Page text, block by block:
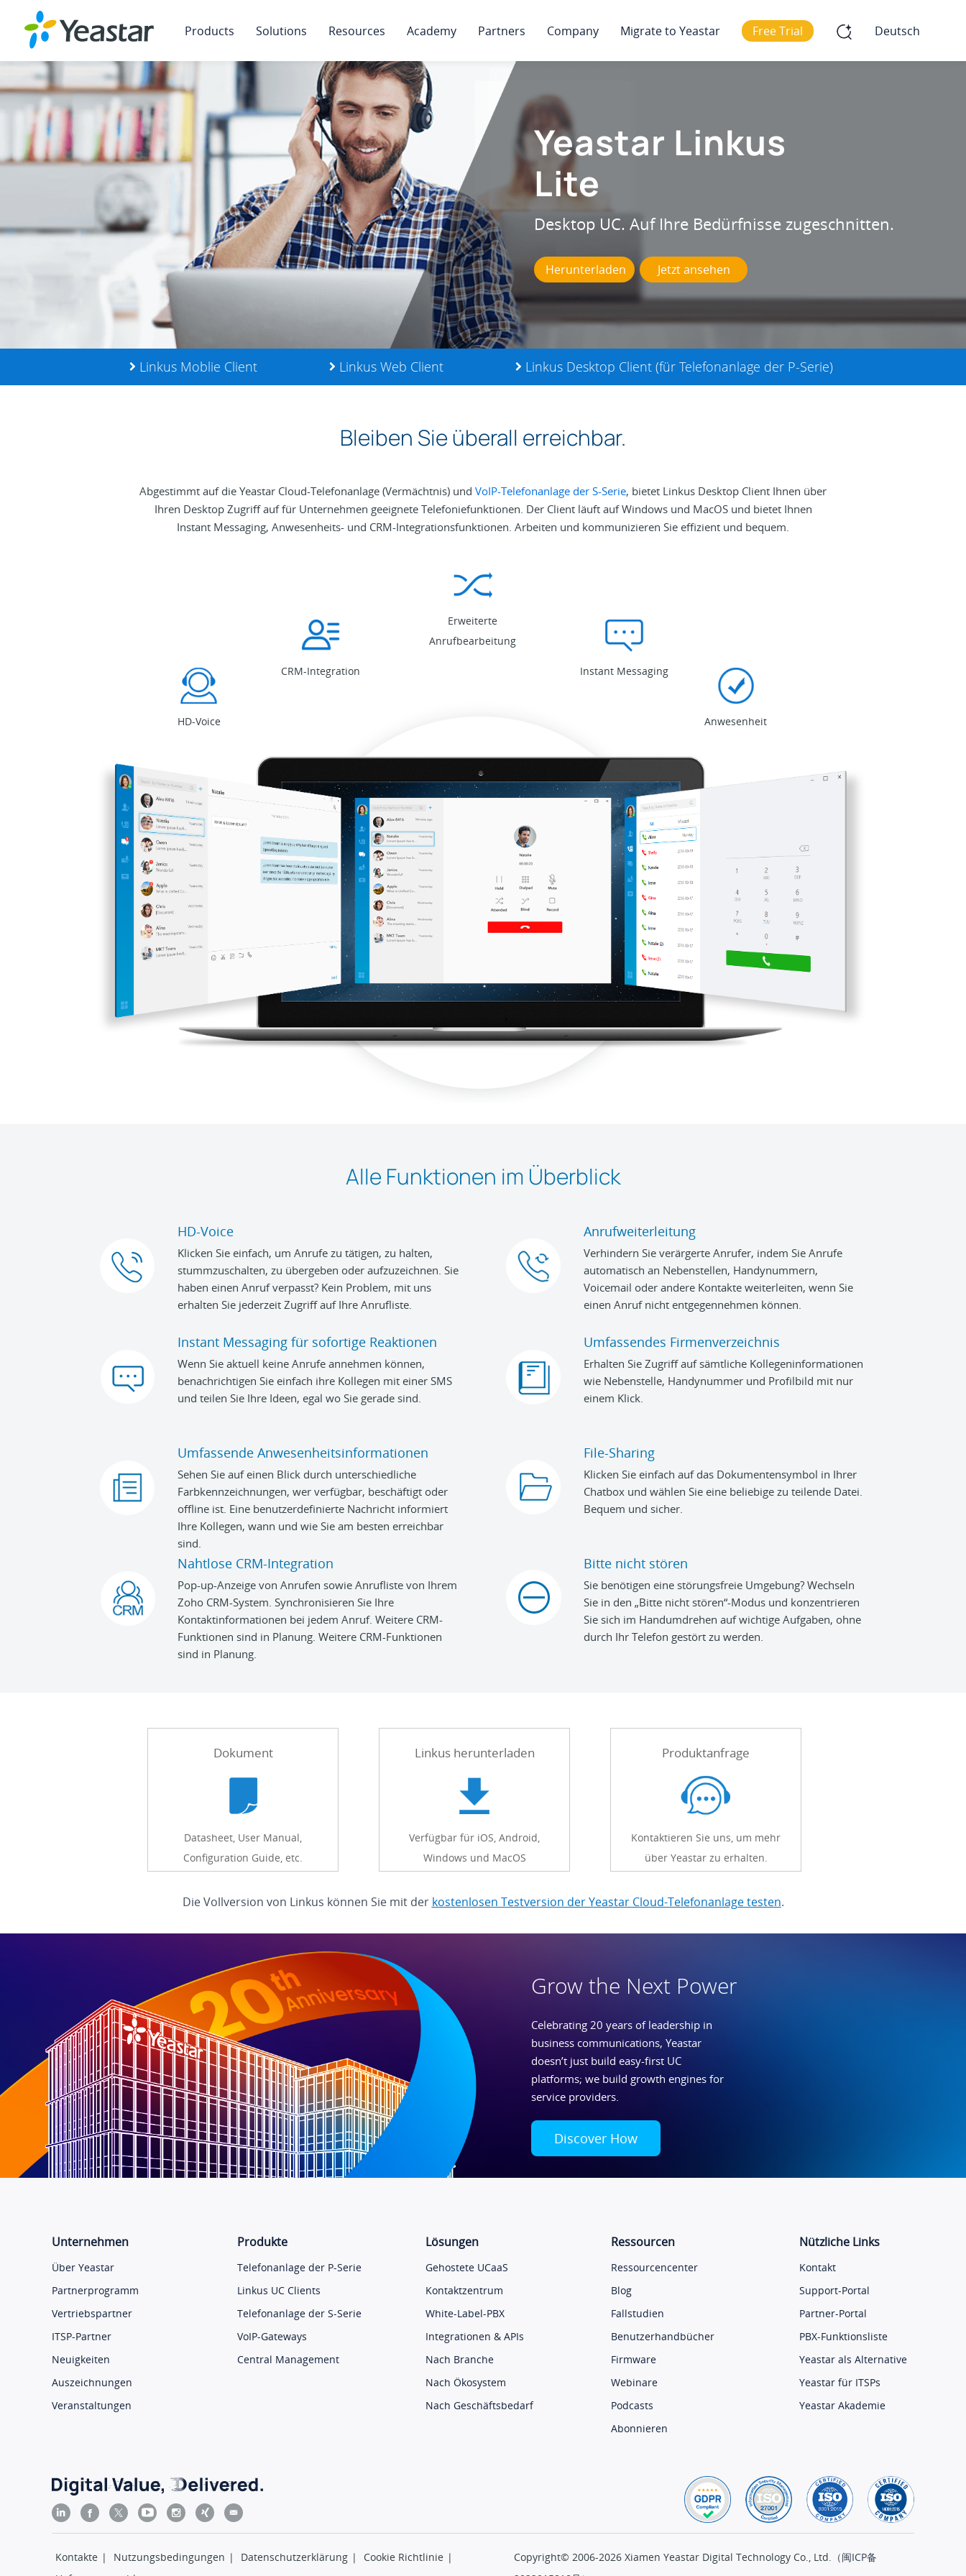
Products Solutions Resources Academy Partners Company Migrate to Yeastar Free Trial Deutsch
Yeastar Linkus
Lite
Desktop UC. Auf Ihre Bedürfnisse zugeschnitten.
Herunterladen Jetzt ansehen
Linkus Moblie Client Linkus Web Client Linkus Desktop Client (für Telefonanlage der P-Serie)
Bleiben Sie überall erreichbar.
Abgestimmt auf die Yeastar Cloud-Telefonanlage (Vermächtnis) und VoIP-Telefonanlage der S-Serie, bietet Linkus Desktop Client Ihnen über
Ihren Desktop Zugriff auf für Unternehmen geeignete Telefoniefunktionen. Der Client läuft auf Windows und MacOS und bietet Ihnen
Instant Messaging, Anwesenheits- und CRM-Integrationsfunktionen. Arbeiten und kommunizieren Sie effizient und bequem.
HD-Voice
CRM-Integration
Erweiterte
Anrufbearbeitung
Instant Messaging
Anwesenheit
Alle Funktionen im Überblick
HD-Voice
Klicken Sie einfach, um Anrufe zu tätigen, zu halten,
stummzuschalten, zu übergeben oder aufzuzeichnen. Sie
haben einen Anruf verpasst? Kein Problem, mit uns
erhalten Sie jederzeit Zugriff auf Ihre Anrufliste.
Instant Messaging für sofortige Reaktionen
Wenn Sie aktuell keine Anrufe annehmen können,
benachrichtigen Sie einfach ihre Kollegen mit einer SMS
und teilen Sie Ihre Ideen, egal wo Sie gerade sind.
Umfassende Anwesenheitsinformationen
Sehen Sie auf einen Blick durch unterschiedliche
Farbkennzeichnungen, wer verfügbar, beschäftigt oder
offline ist. Eine benutzerdefinierte Nachricht informiert
Ihre Kollegen, wann und wie Sie am besten erreichbar
sind.
Nahtlose CRM-Integration
Pop-up-Anzeige von Anrufen sowie Anrufliste von Ihrem
Zoho CRM-System. Synchronisieren Sie Ihre
Kontaktinformationen bei jedem Anruf. Weitere CRM-
Funktionen sind in Planung. Weitere CRM-Funktionen
sind in Planung.
Anrufweiterleitung
Verhindern Sie verärgerte Anrufer, indem Sie Anrufe
automatisch an Nebenstellen, Handynummern,
Voicemail oder andere Kontakte weiterleiten, wenn Sie
einen Anruf nicht entgegennehmen können.
Umfassendes Firmenverzeichnis
Erhalten Sie Zugriff auf sämtliche Kollegeninformationen
wie Nebenstelle, Handynummer und Profilbild mit nur
einem Klick.
File-Sharing
Klicken Sie einfach auf das Dokumentensymbol in Ihrer
Chatbox und wählen Sie eine beliebige zu teilende Datei.
Bequem und sicher.
Bitte nicht stören
Sie benötigen eine störungsfreie Umgebung? Wechseln
Sie in den „Bitte nicht stören“-Modus und konzentrieren
Sie sich im Handumdrehen auf wichtige Aufgaben, ohne
durch Ihr Telefon gestört zu werden.
Dokument
Datasheet, User Manual,
Configuration Guide, etc.
Linkus herunterladen
Verfügbar für iOS, Android,
Windows und MacOS
Produktanfrage
Kontaktieren Sie uns, um mehr
über Yeastar zu erhalten.
Die Vollversion von Linkus können Sie mit der kostenlosen Testversion der Yeastar Cloud-Telefonanlage testen.
Grow the Next Power
Celebrating 20 years of leadership in
business communications, Yeastar
doesn’t just build easy-first UC
platforms; we build growth engines for
service providers.
Discover How
Unternehmen
Über Yeastar
Partnerprogramm
Vertriebspartner
ITSP-Partner
Neuigkeiten
Auszeichnungen
Veranstaltungen
Produkte
Telefonanlage der P-Serie
Linkus UC Clients
Telefonanlage der S-Serie
VoIP-Gateways
Central Management
Lösungen
Gehostete UCaaS
Kontaktzentrum
White-Label-PBX
Integrationen & APIs
Nach Branche
Nach Ökosystem
Nach Geschäftsbedarf
Ressourcen
Ressourcencenter
Blog
Fallstudien
Benutzerhandbücher
Firmware
Webinare
Podcasts
Abonnieren
Nützliche Links
Kontakt
Support-Portal
Partner-Portal
PBX-Funktionsliste
Yeastar als Alternative
Yeastar für ITSPs
Yeastar Akademie
Kontakte | Nutzungsbedingungen | Datenschutzerklärung | Cookie Richtlinie |
Copyright© 2006-2026 Xiamen Yeastar Digital Technology Co., Ltd.（闽ICP备